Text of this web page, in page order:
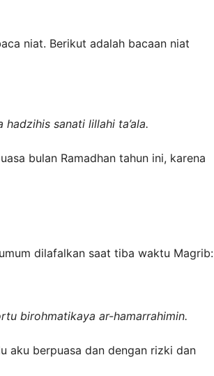
niat. Berikut adalah bacaan niat
hadzihis sanati lillahi ta’ala.
bulan Ramadhan tahun ini, karena
dilafalkan saat tiba waktu Magrib:
birohmatikaya ar-hamarrahimin.
aku berpuasa dan dengan rizki dan